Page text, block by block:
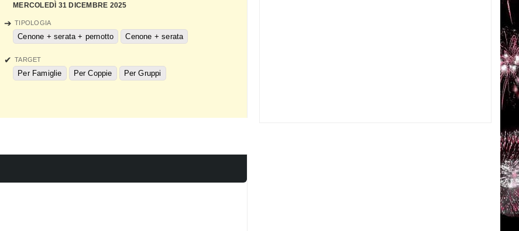
MERCOLEDÌ 31 DICEMBRE 2025
TIPOLOGIA
Cenone + serata + pernotto Cenone + serata
TARGET
Per Famiglie Per Coppie Per Gruppi